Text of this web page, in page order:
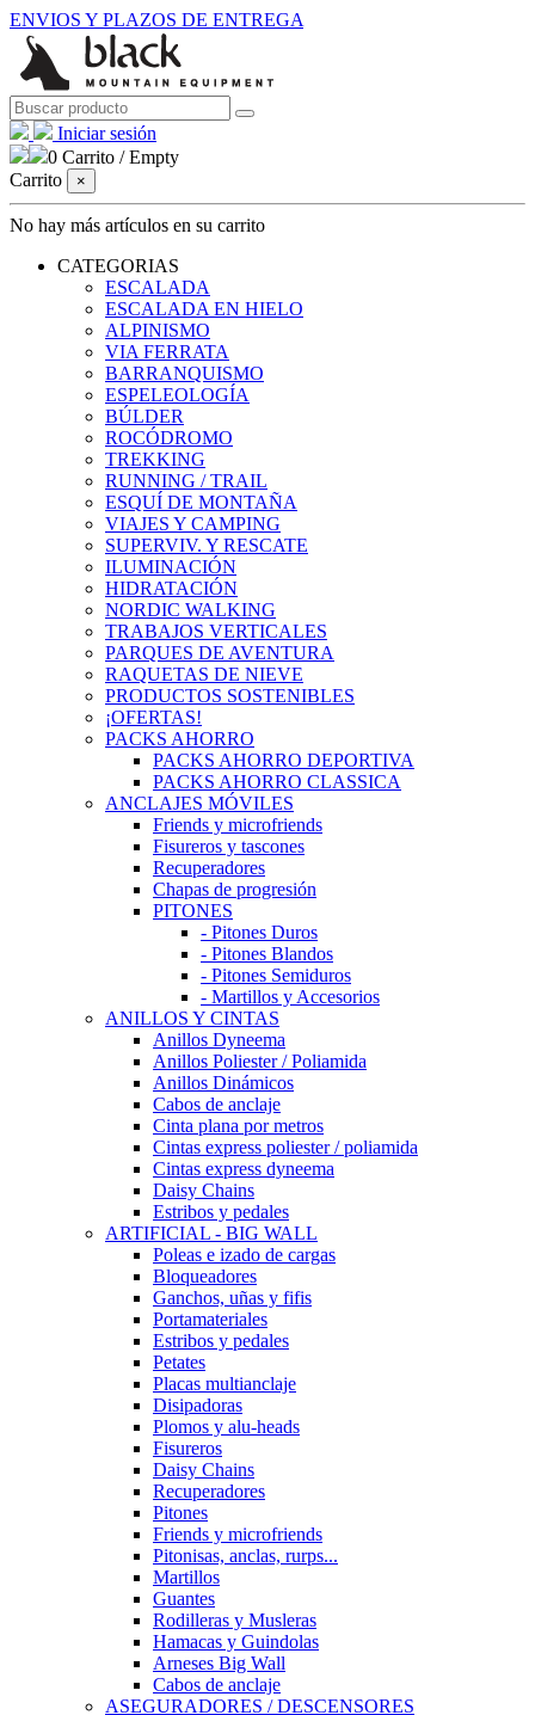
ENVIOS Y PLAZOS DE ENTREGA
Iniciar sesión
0 Carrito /Empty
Carrito
×
No hay más artículos en su carrito
CATEGORIAS
ESCALADA
ESCALADA EN HIELO
ALPINISMO
VIA FERRATA
BARRANQUISMO
ESPELEOLOGÍA
BÚLDER
ROCÓDROMO
TREKKING
RUNNING / TRAIL
ESQUÍ DE MONTAÑA
VIAJES Y CAMPING
SUPERVIV. Y RESCATE
ILUMINACIÓN
HIDRATACIÓN
NORDIC WALKING
TRABAJOS VERTICALES
PARQUES DE AVENTURA
RAQUETAS DE NIEVE
PRODUCTOS SOSTENIBLES
¡OFERTAS!
PACKS AHORRO
PACKS AHORRO DEPORTIVA
PACKS AHORRO CLASSICA
ANCLAJES MÓVILES
Friends y microfriends
Fisureros y tascones
Recuperadores
Chapas de progresión
PITONES
- Pitones Duros
- Pitones Blandos
- Pitones Semiduros
- Martillos y Accesorios
ANILLOS Y CINTAS
Anillos Dyneema
Anillos Poliester / Poliamida
Anillos Dinámicos
Cabos de anclaje
Cinta plana por metros
Cintas express poliester / poliamida
Cintas express dyneema
Daisy Chains
Estribos y pedales
ARTIFICIAL - BIG WALL
Poleas e izado de cargas
Bloqueadores
Ganchos, uñas y fifis
Portamateriales
Estribos y pedales
Petates
Placas multianclaje
Disipadoras
Plomos y alu-heads
Fisureros
Daisy Chains
Recuperadores
Pitones
Friends y microfriends
Pitonisas, anclas, rurps...
Martillos
Guantes
Rodilleras y Musleras
Hamacas y Guindolas
Arneses Big Wall
Cabos de anclaje
ASEGURADORES / DESCENSORES